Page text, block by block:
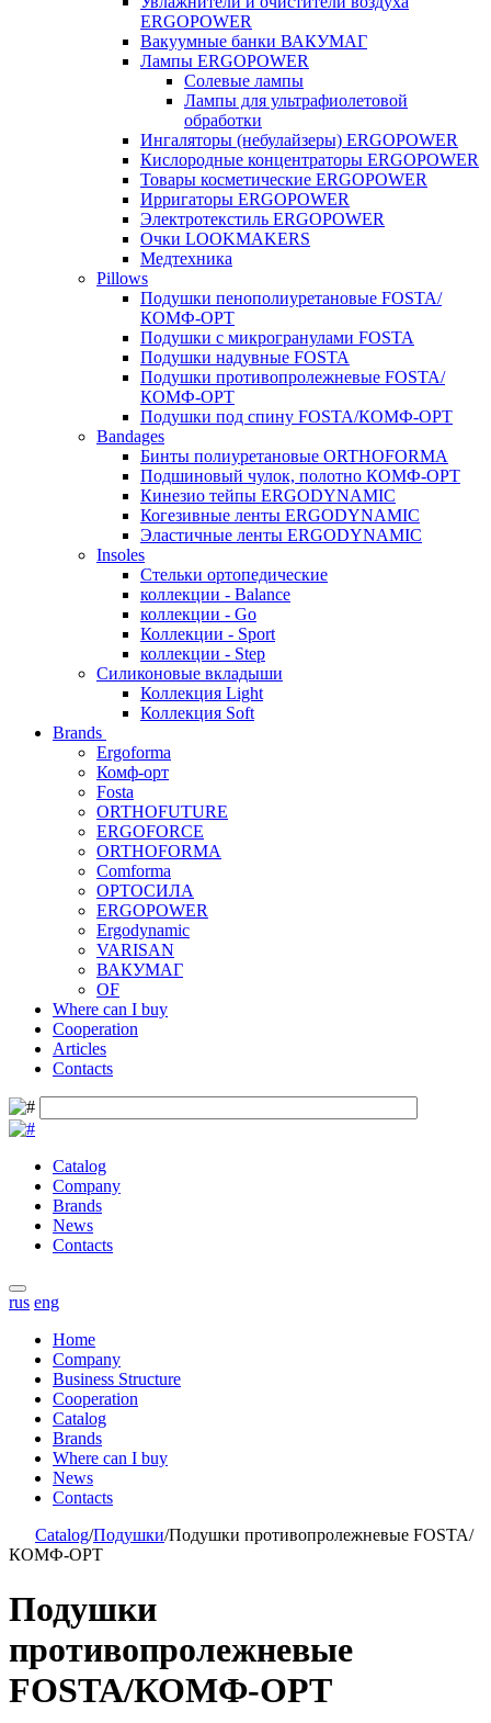
ERGOPOWER
Вакуумные банки ВАКУМАГ
Лампы ERGOPOWER
Солевые лампы
Лампы для ультрафиолетовой
обработки
Ингаляторы (небулайзеры) ERGOPOWER
Кислородные концентраторы ERGOPOWER
Товары косметические ERGOPOWER
Ирригаторы ERGOPOWER
Электротекстиль ERGOPOWER
Очки LOOKMAKERS
Медтехника
Pillows
Подушки пенополиуретановые FOSTA/
КОМФ-ОРТ
Подушки с микрогранулами FOSTA
Подушки надувные FOSTA
Подушки противопролежневые FOSTA/
КОМФ-ОРТ
Подушки под спину FOSTA/КОМФ-ОРТ
Bandages
Бинты полиуретановые ORTHOFORMA
Подшиновый чулок, полотно КОМФ-ОРТ
Кинезио тейпы ERGODYNAMIC
Когезивные ленты ERGODYNAMIC
Эластичные ленты ERGODYNAMIC
Insoles
Стельки ортопедические
коллекции - Balance
коллекции - Go
Коллекции - Sport
коллекции - Step
Силиконовые вкладыши
Коллекция Light
Коллекция Soft
Brands
Ergoforma
Комф-орт
Fosta
ORTHOFUTURE
ERGOFORCE
ORTHOFORMA
Comforma
ОРТОСИЛА
ERGOPOWER
Ergodynamic
VARISAN
ВАКУМАГ
OF
Where can I buy
Cooperation
Articles
Contacts
Catalog
Company
Brands
News
Contacts
rus eng
Home
Company
Business Structure
Cooperation
Catalog
Brands
Where can I buy
News
Contacts
Catalog/Подушки/Подушки противопролежневые FOSTA/
КОМФ-ОРТ
Подушки
противопролежневые
FOSTA/КОМФ-ОРТ